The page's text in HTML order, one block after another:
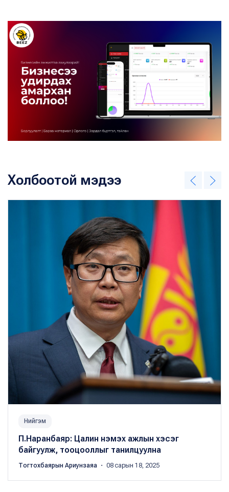
Холбоотой мэдээ
Нийгэм
П.Наранбаяр: Цалин нэмэх ажлын хэсэг
байгуулж, тооцооллыг танилцуулна
Тогтохбаярын Ариунзаяа ・ 08 сарын 18, 2025